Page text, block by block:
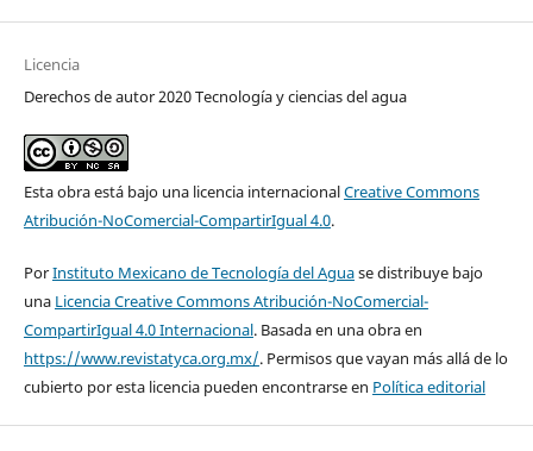
Licencia
Derechos de autor 2020 Tecnología y ciencias del agua
Esta obra está bajo una licencia internacionalCreative Commons
Atribución-NoComercial-CompartirIgual 4.0.
PorInstituto Mexicano de Tecnología del Aguase distribuye bajo
una Licencia Creative Commons Atribución-NoComercial-
CompartirIgual 4.0 Internacional. Basada en una obra en
https://www.revistatyca.org.mx/. Permisos que vayan más allá de lo
cubierto por esta licencia pueden encontrarse en Política editorial